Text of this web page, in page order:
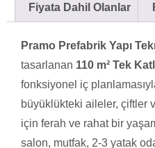
Fiyata Dahil Olanlar
Pramo Prefabrik Yapı
tasarlanan 110 m² Tek
fonksiyonel iç
büyüklükteki aileler, çiftler
için ferah ve rahat bir
salon, mutfak, 2-3 yatak